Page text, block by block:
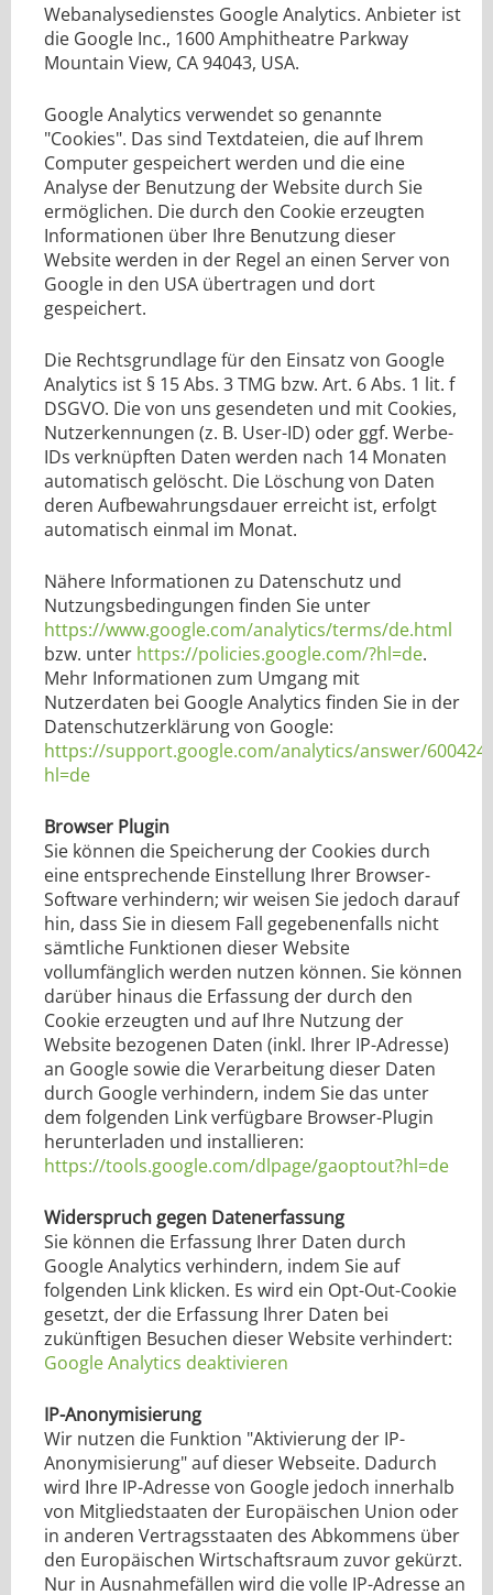
Webanalysedienstes Google Analytics. Anbieter ist
die Google Inc., 1600 Amphitheatre Parkway
Mountain View, CA 94043, USA.
Google Analytics verwendet so genannte
"Cookies". Das sind Textdateien, die auf Ihrem
Computer gespeichert werden und die eine
Analyse der Benutzung der Website durch Sie
ermöglichen. Die durch den Cookie erzeugten
Informationen über Ihre Benutzung dieser
Website werden in der Regel an einen Server von
Google in den USA übertragen und dort
gespeichert.
Die Rechtsgrundlage für den Einsatz von Google
Analytics ist § 15 Abs. 3 TMG bzw. Art. 6 Abs. 1 lit. f
DSGVO. Die von uns gesendeten und mit Cookies,
Nutzerkennungen (z. B. User-ID) oder ggf. Werbe-
IDs verknüpften Daten werden nach 14 Monaten
automatisch gelöscht. Die Löschung von Daten
deren Aufbewahrungsdauer erreicht ist, erfolgt
automatisch einmal im Monat.
Nähere Informationen zu Datenschutz und
Nutzungsbedingungen finden Sie unter
https://www.google.com/analytics/terms/de.html
bzw. unter https://policies.google.com/?hl=de.
Mehr Informationen zum Umgang mit
Nutzerdaten bei Google Analytics finden Sie in der
Datenschutzerklärung von Google:
https://support.google.com/analytics/answer/
hl=de
Browser Plugin
Sie können die Speicherung der Cookies durch
eine entsprechende Einstellung Ihrer Browser-
Software verhindern; wir weisen Sie jedoch darauf
hin, dass Sie in diesem Fall gegebenenfalls nicht
sämtliche Funktionen dieser Website
vollumfänglich werden nutzen können. Sie können
darüber hinaus die Erfassung der durch den
Cookie erzeugten und auf Ihre Nutzung der
Website bezogenen Daten (inkl. Ihrer IP-Adresse)
an Google sowie die Verarbeitung dieser Daten
durch Google verhindern, indem Sie das unter
dem folgenden Link verfügbare Browser-Plugin
herunterladen und installieren:
https://tools.google.com/dlpage/gaoptout?hl=de
Widerspruch gegen Datenerfassung
Sie können die Erfassung Ihrer Daten durch
Google Analytics verhindern, indem Sie auf
folgenden Link klicken. Es wird ein Opt-Out-Cookie
gesetzt, der die Erfassung Ihrer Daten bei
zukünftigen Besuchen dieser Website verhindert:
Google Analytics deaktivieren
IP-Anonymisierung
Wir nutzen die Funktion "Aktivierung der IP-
Anonymisierung" auf dieser Webseite. Dadurch
wird Ihre IP-Adresse von Google jedoch innerhalb
von Mitgliedstaaten der Europäischen Union oder
in anderen Vertragsstaaten des Abkommens über
den Europäischen Wirtschaftsraum zuvor gekürzt.
Nur in Ausnahmefällen wird die volle IP-Adresse an